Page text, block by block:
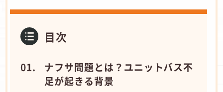
目次
ナフサ問題とは？ユニットバス不
足が起きる背景